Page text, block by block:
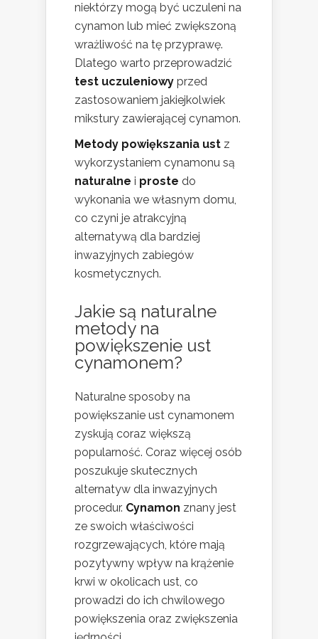
niektórzy mogą być uczuleni na
cynamon lub mieć zwiększoną
wrażliwość na tę przyprawę.
Dlatego warto przeprowadzić
test uczuleniowy przed
zastosowaniem jakiejkolwiek
mikstury zawierającej cynamon.
Metody powiększania ust z
wykorzystaniem cynamonu są
naturalne i proste do
wykonania we własnym domu,
co czyni je atrakcyjną
alternatywą dla bardziej
inwazyjnych zabiegów
kosmetycznych.
Jakie są naturalne
metody na
powiększenie ust
cynamonem?
Naturalne sposoby na
powiększanie ust cynamonem
zyskują coraz większą
popularność. Coraz więcej osób
poszukuje skutecznych
alternatyw dla inwazyjnych
procedur. Cynamon znany jest
ze swoich właściwości
rozgrzewających, które mają
pozytywny wpływ na krążenie
krwi w okolicach ust, co
prowadzi do ich chwilowego
powiększenia oraz zwiększenia